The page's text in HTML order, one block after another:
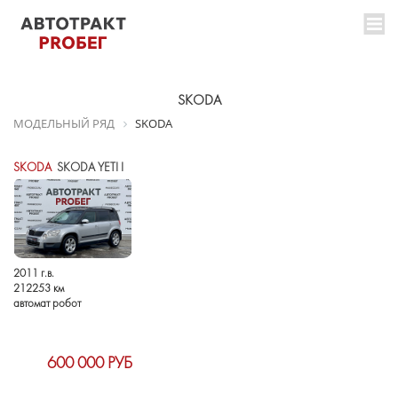
SKODA
МОДЕЛЬНЫЙ РЯД SKODA
SKODASKODA YETI I
2011 г.в.
212253 км
автомат робот
600 000 РУБ